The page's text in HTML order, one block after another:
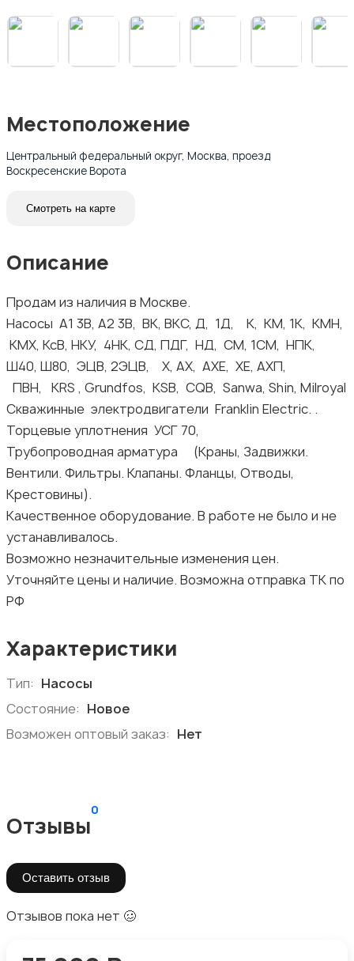
Местоположение
Центральный федеральный округ, Москва, проезд
Воскресенские Ворота
Смотреть на карте
Описание
Продам из наличия в Москве.
Насосы А1 3В, А2 3В, ВК, ВКС, Д, 1Д, К, КМ, 1К, КМН,
КМХ, КсВ, НКУ, 4НК, СД, ПДГ, НД, СМ, 1СМ, НПК,
Ш40, Ш80, ЭЦВ, 2ЭЦВ, Х, АХ, АХЕ, ХЕ, АХП,
ПВН, KRS , Grundfos, KSB, CQB, Sanwa, Shin, Milroyal
Скважинные электродвигатели Franklin Electric. .
Торцевые уплотнения УСГ 70,
Трубопроводная арматура (Краны, Задвижки.
Вентили. Фильтры. Клапаны. Фланцы, Отводы,
Крестовины).
Качественное оборудование. В работе не было и не
устанавливалось.
Возможно незначительные изменения цен.
Уточняйте цены и наличие. Возможна отправка ТК по
РФ
Характеристики
Тип: Насосы
Состояние: Новое
Возможен оптовый заказ: Нет
Отзывы
0
Оставить отзыв
Отзывов пока нет 🥴